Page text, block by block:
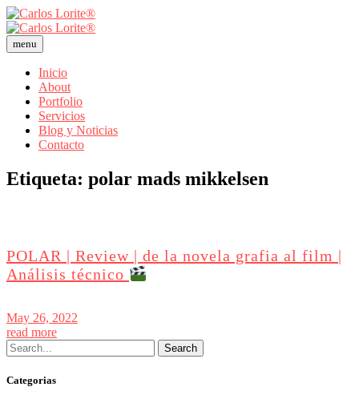
menu
Inicio
About
Portfolio
Servicios
Blog y Noticias
Contacto
Etiqueta: polar mads mikkelsen
POLAR | Review | de la novela grafia al film |
Análisis técnico
May 26, 2022
read more
Categorias